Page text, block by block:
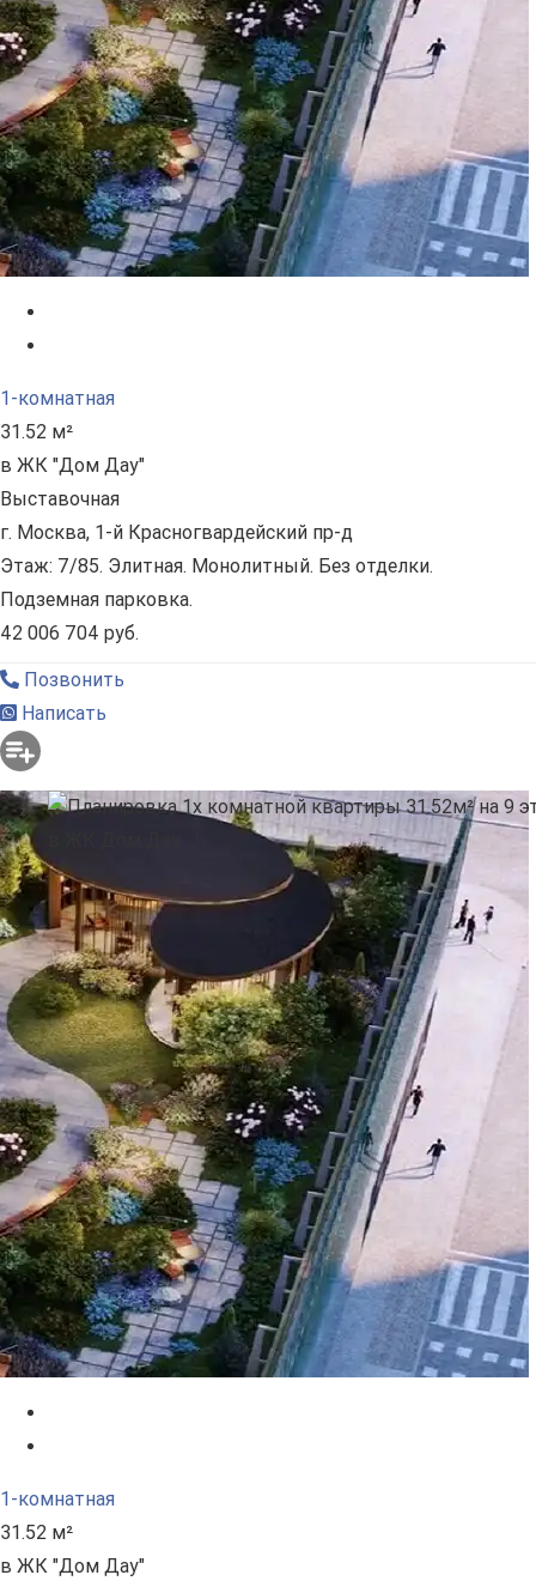
1-комнатная
31.52 м²
в ЖК "Дом Дау"
Выставочная
г. Москва, 1-й Красногвардейский пр-д
Этаж: 7/85. Элитная. Монолитный. Без отделки.
Подземная парковка.
42 006 704 руб.
Позвонить
Написать
1-комнатная
31.52 м²
в ЖК "Дом Дау"